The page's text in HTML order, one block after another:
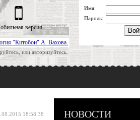
"Китобои" А. Вахова.
или авторизуйтесь.
версия
Имя:
Пароль:
18:58:38 НОВОСТИ